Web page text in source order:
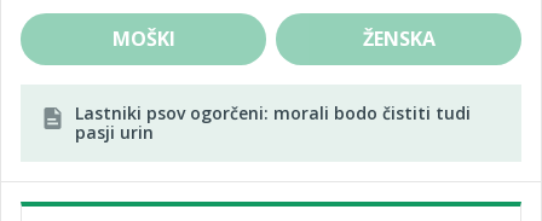
MOŠKI ŽENSKA
Lastniki psov ogorčeni: morali bodo čistiti tudi
pasji urin